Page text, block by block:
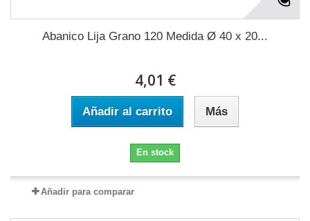
Abanico Lija Grano 120 Medida Ø 40 x 20...
4,01 €
Añadir al carrito Más
En stock
Añadir para comparar